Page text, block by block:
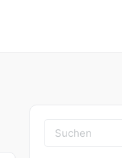
Suchen
nach: